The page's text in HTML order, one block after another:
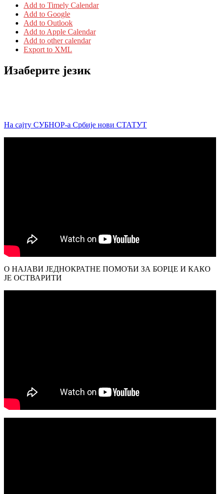
Add to Timely Calendar
Add to Google
Add to Outlook
Add to Apple Calendar
Add to other calendar
Export to XML
Изаберите језик
На сајту СУБНОР-а Србије нови СТАТУТ
О НАЈАВИ ЈЕДНОКРАТНЕ ПОМОЋИ ЗА БОРЦЕ И КАКО
ЈЕ ОСТВАРИТИ